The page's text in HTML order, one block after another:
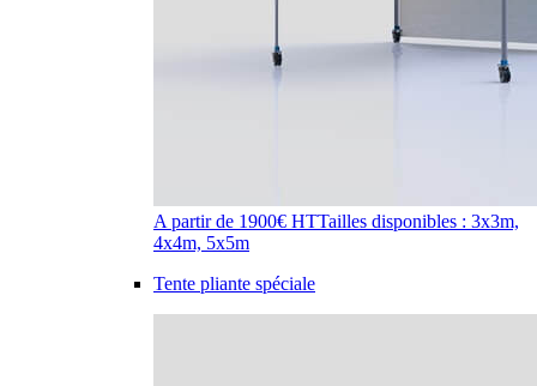
A partir de 1900€ HTTailles disponibles : 3x3m,
4x4m, 5x5m
Tente pliante spéciale